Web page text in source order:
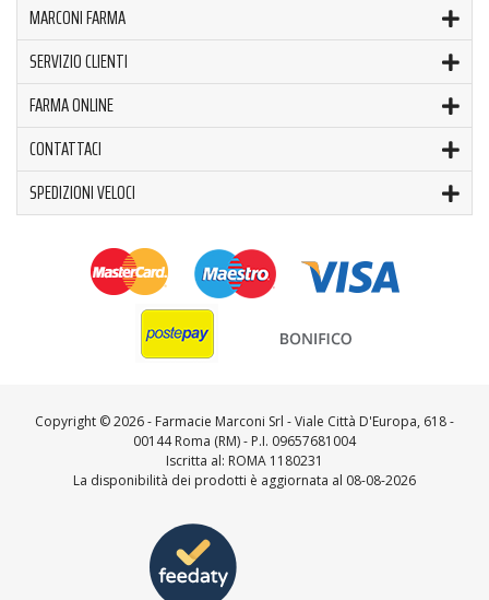
MARCONI FARMA
SERVIZIO CLIENTI
FARMA ONLINE
CONTATTACI
SPEDIZIONI VELOCI
Copyright ©2026 - Farmacie Marconi Srl - Viale Città D'Europa, 618 -
00144 Roma (RM) - P.I. 09657681004
Iscritta al: ROMA 1180231
La disponibilità dei prodotti è aggiornata al 08-08-2026